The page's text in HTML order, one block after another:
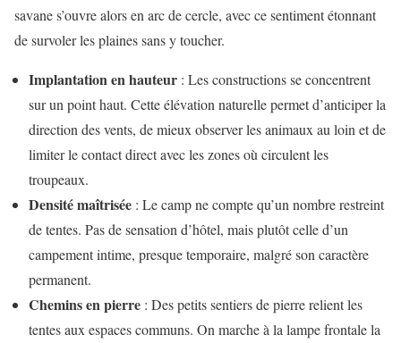
savane s’ouvre alors en arc de cercle, avec ce sentiment étonnant
de survoler les plaines sans y toucher.
Implantation en hauteur : Les constructions se concentrent
sur un point haut. Cette élévation naturelle permet d’anticiper la
direction des vents, de mieux observer les animaux au loin et de
limiter le contact direct avec les zones où circulent les
troupeaux.
Densité maîtrisée : Le camp ne compte qu’un nombre restreint
de tentes. Pas de sensation d’hôtel, mais plutôt celle d’un
campement intime, presque temporaire, malgré son caractère
permanent.
Chemins en pierre : Des petits sentiers de pierre relient les
tentes aux espaces communs. On marche à la lampe frontale la